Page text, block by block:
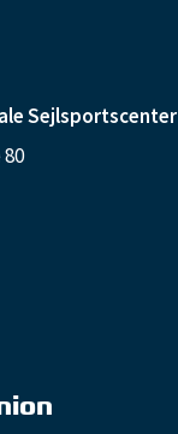
Sejlsportscenter